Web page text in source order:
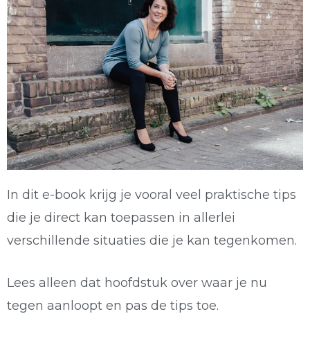
In dit e-book krijg je vooral veel praktische tips
die je direct kan toepassen in allerlei
verschillende situaties die je kan tegenkomen.
Lees alleen dat hoofdstuk over waar je nu
tegen aanloopt en pas de tips toe.